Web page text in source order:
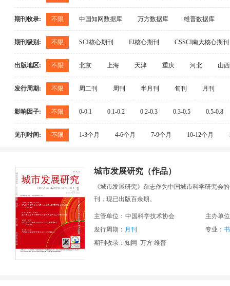
基础科学 基础科学综合 地质学
生物学
自然地理学和测绘学
自然科学理论与方法
安全科学与灾害防治
农业科技 农业综合 农业基础科学
农业
蚕蜂与野生动物保护
外国语言文字
中国语言文字 哲学
逻辑学
美术书法雕塑与摄影
戏剧电影与电视艺术 中
社科综合 中国共产党 马克思主义
政治学
信息技术 电子信息科学综合
无线电电子学
图书情报与数字图书馆
档案及博物馆 新闻与
经济管理 经济与管理综合 农业经济
工
宏观经济管理与可持续发展
经济理论及经济思想史
机械
石油 计算机 公安 宗教 哲学
期刊收录: 不限 中国知网数据库 万方数据库 维普数据库
中国学术期刊综合评价数据库（CAJCED） 中国
俄罗斯文摘杂志（AJ of VINITI） 德国数学文摘（
美国剑桥科学文摘（自然科学）（CSA） 荷兰医
期刊级别: 不限 SCI核心期刊 EI核心期刊 CSSCI南大核心期刊
出版地区: 不限 北京 上海 天津 重庆 河北 山西
发行周期: 不限 周二刊 周刊 半月刊 旬刊 月刊
影响因子: 不限 0-0.1 0.1-0.2 0.2-0.3 0.3-0.5 0.5-0.8
见刊时间: 不限 1-3个月 4-6个月 7-9个月 10-12个月
城市发展研究（作品）
《城市发展研究》杂志作为中国城市科学研究会
刊，现已出版百余期。
主管单位： 中国科学技术协会
主办单
发行周期： 月刊 专业：
期刊收录：知网 万方 维普